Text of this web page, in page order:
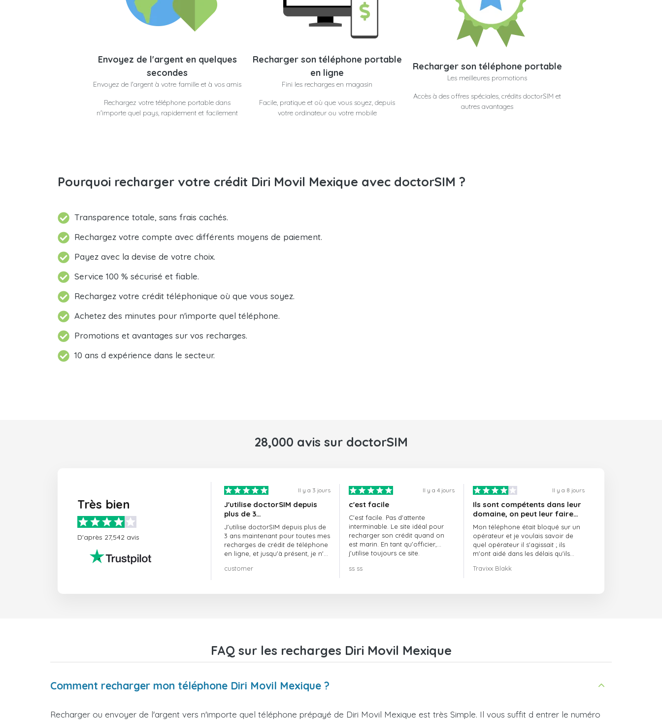
Envoyez de l'argent en quelques
secondes
Envoyez de l'argent à votre famille et à vos amis
Rechargez votre téléphone portable dans
n'importe quel pays, rapidement et facilement
Recharger son téléphone portable
en ligne
Fini les recharges en magasin
Facile, pratique et où que vous soyez, depuis
votre ordinateur ou votre mobile
Recharger son téléphone portable
Les meilleures promotions
Accès à des offres spéciales, crédits doctorSIM et
autres avantages
Pourquoi recharger votre crédit Diri Movil Mexique avec doctorSIM ?
Transparence totale, sans frais cachés.
Rechargez votre compte avec différents moyens de paiement.
Payez avec la devise de votre choix.
Service 100 % sécurisé et fiable.
Rechargez votre crédit téléphonique où que vous soyez.
Achetez des minutes pour n'importe quel téléphone.
Promotions et avantages sur vos recharges.
10 ans d expérience dans le secteur.
28,000 avis sur doctorSIM
Très bien
D'après 27,542 avis
Il y a 3 jours
J'utilise doctorSIM depuis
plus de 3…
J'utilise doctorSIM depuis plus de
3 ans maintenant pour toutes mes
recharges de crédit de téléphone
en ligne, et jusqu'à présent, je n'ai
vivement !!!
customer
Il y a 4 jours
c'est facile
C'est facile. Pas d'attente
interminable. Le site idéal pour
recharger son crédit quand on
est marin. En tant qu'officier,
j'utilise toujours ce site.
ss ss
Il y a 8 jours
Ils sont compétents dans leur
domaine, on peut leur faire
confiance et ils sont toujours
ponctuels
Mon téléphone était bloqué sur un
opérateur et je voulais savoir de
quel opérateur il s'agissait ; ils
m'ont aidé dans les délais qu'ils
Travixx Blakk
FAQ sur les recharges Diri Movil Mexique
Comment recharger mon téléphone Diri Movil Mexique ?
Recharger ou envoyer de l'argent vers n'importe quel téléphone prépayé de Diri Movil Mexique est très Simple. Il vous suffit d entrer le numéro